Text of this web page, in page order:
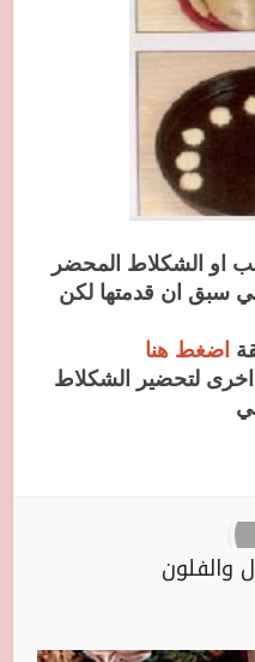
او الشكلاط المحضر
سبق ان قدمتها لكن
اضغط هنا
لتحضير الشكلاط
والفلون